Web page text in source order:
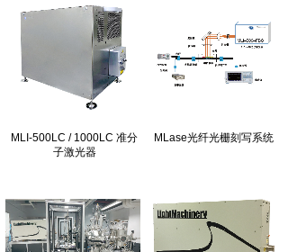
MLI-500LC / 1000LC 准分
子激光器
MLase光纤光栅刻写系统